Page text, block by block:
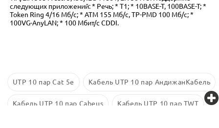
следующих приложений: * Речь; * Т1; * 10BASE-T, 100BASE-T; *
Token Ring 4/16 Мб/с; * АТМ 155 Мб/с, TP-PMD 100 Мб/c; *
100VG-AnyLAN; * 100 Мбит/с CDDI.
UTP 10 пар Cat 5е Кабель UTP 10 пар АндижанКабель
Кабель UTP 10 пар Cabeus Кабель UTP 10 пар TWT